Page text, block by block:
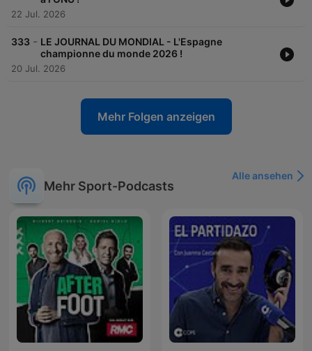
22 Jul. 2026
333 - LE JOURNAL DU MONDIAL - L'Espagne
championne du monde 2026 !
20 Jul. 2026
Mehr Folgen anzeigen
Mehr Sport-Podcasts
Alle ansehen